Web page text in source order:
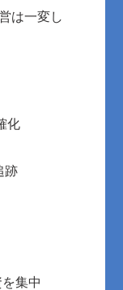
は一変し
化
跡
集中